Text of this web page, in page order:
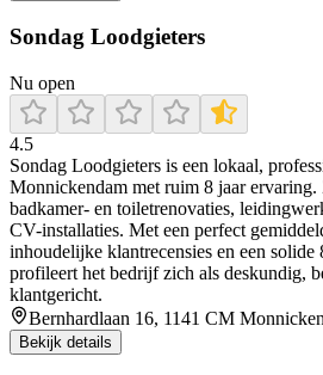
Sondag Loodgieters
Nu open
4.5
Sondag Loodgieters is een lokaal,
Monnickendam met ruim 8 jaar ervaring.
badkamer- en toiletrenovaties,
CV-installaties. Met een perfect
inhoudelijke klantrecensies en een solide
profileert het bedrijf zich als deskundig,
klantgericht.
Bernhardlaan 16, 1141 CM
Bekijk details